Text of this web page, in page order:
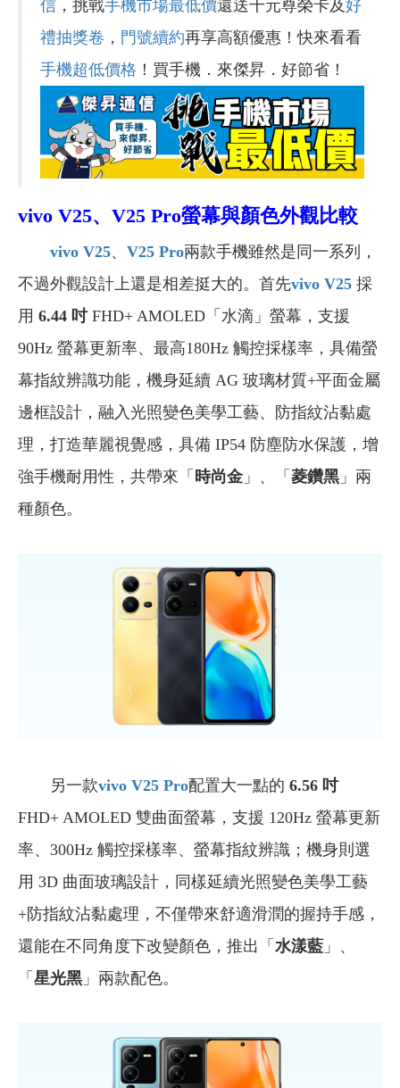
信 ，挑戰手機市場最低價還送千元尊榮卡及好
禮抽獎卷 ， 門號續約再享高額優惠！快來看看
手機超低價格 ！買手機．來傑昇．好節省！
vivo V25、V25 Pro螢幕與顏色外觀比較
vivo V25、 V25 Pro兩款手機雖然是同一系列，
不過外觀設計上還是相差挺大的。首先vivo V25 採
用 6.44 吋FHD+ AMOLED「水滴」螢幕，支援
90Hz 螢幕更新率、最高180Hz 觸控採樣率，具備螢
幕指紋辨識功能，機身延續 AG 玻璃材質+平面金屬
邊框設計，融入光照變色美學工藝、防指紋沾黏處
理，打造華麗視覺感，具備 IP54 防塵防水保護，增
強手機耐用性，共帶來「 時尚金 」、「 菱鑽黑 」兩
種顏色。
另一款vivo V25 Pro配置大一點的 6.56 吋
FHD+ AMOLED 雙曲面螢幕，支援 120Hz 螢幕更新
率、300Hz 觸控採樣率、螢幕指紋辨識；機身則選
用 3D 曲面玻璃設計，同樣延續光照變色美學工藝
+防指紋沾黏處理，不僅帶來舒適滑潤的握持手感，
還能在不同角度下改變顏色，推出「 水漾藍 」、
「 星光黑 」兩款配色。